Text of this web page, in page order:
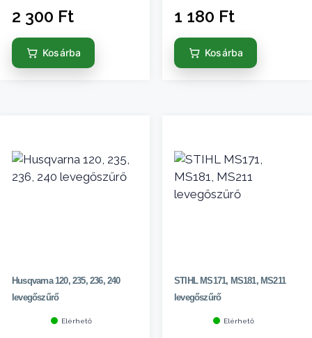
2 300 Ft
Kosárba
1 180 Ft
Kosárba
Husqvarna 120, 235, 236, 240
levegőszűrő
Elérhető
STIHL MS171, MS181, MS211
levegőszűrő
Elérhető